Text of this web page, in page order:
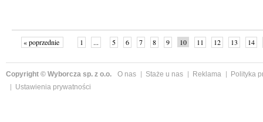
« poprzednie 1 ... 5 6 7 8 9 10 11 12 13 14
Copyright © Wyborcza sp. z o.o. O nas Staże u nas Reklama
Polityka
Ustawienia prywatności